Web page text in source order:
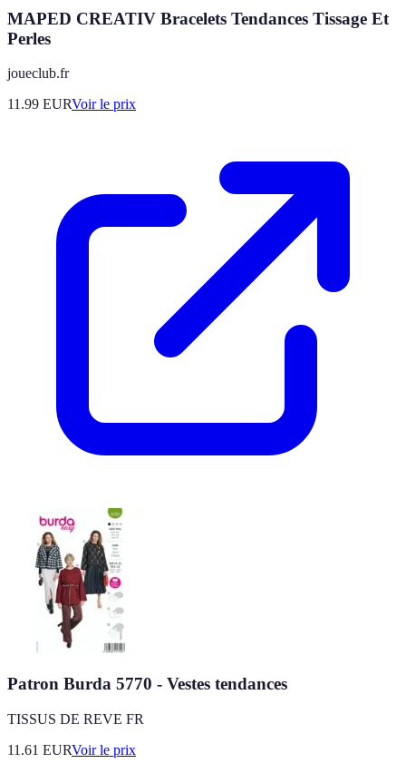
MAPED CREATIV Bracelets Tendances Tissage Et
Perles
joueclub.fr
11.99 EURVoir le prix
Patron Burda 5770 - Vestes tendances
TISSUS DE REVE FR
11.61 EURVoir le prix